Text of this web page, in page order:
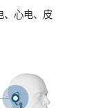
、心电、皮